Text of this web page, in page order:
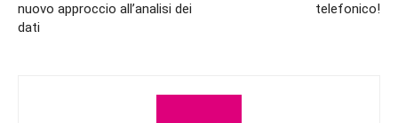
nuovo approccio all’analisi dei
dati
telefonico!